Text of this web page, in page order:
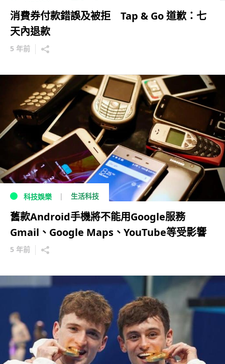
消費券付款錯誤及被拒 Tap & Go 道歉：七
天內退款
5 年前
科技娛樂 生活科技
舊款Android手機將不能用Google服務
Gmail、Google Maps、YouTube等受影響
5 年前